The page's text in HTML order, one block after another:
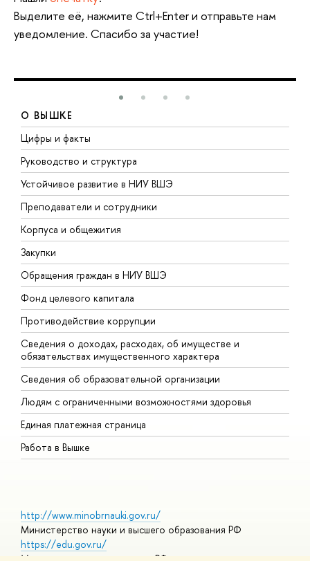
Выделите её, нажмите Ctrl+Enter и отправьте нам
уведомление. Спасибо за участие!
О ВЫШКЕ
Цифры и факты
Руководство и структура
Устойчивое развитие в НИУ ВШЭ
Преподаватели и сотрудники
Корпуса и общежития
Закупки
Обращения граждан в НИУ ВШЭ
Фонд целевого капитала
Противодействие коррупции
Сведения о доходах, расходах, об имуществе и
обязательствах имущественного характера
Сведения об образовательной организации
Людям с ограниченными возможностями здоровья
Единая платежная страница
Работа в Вышке
http://www.minobrnauki.gov.ru/
Министерство науки и высшего образования РФ
https://edu.gov.ru/